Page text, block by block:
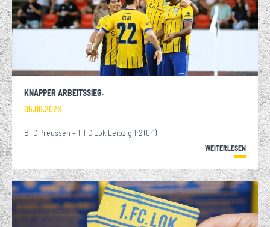
KNAPPER ARBEITSSIEG.
06.08.2026
BFC Preussen – 1. FC Lok Leipzig 1:2 (0:1)
WEITERLESEN